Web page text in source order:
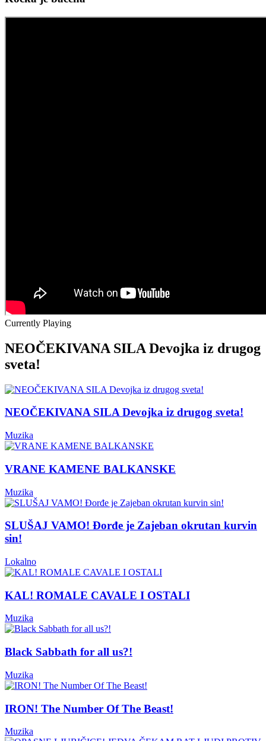
Currently Playing
NEOČEKIVANA SILA Devojka iz drugog
sveta!
NEOČEKIVANA SILA Devojka iz drugog sveta!
Muzika
VRANE KAMENE BALKANSKE
Muzika
SLUŠAJ VAMO! Đorđe je Zajeban okrutan kurvin
sin!
Lokalno
KAL! ROMALE CAVALE I OSTALI
Muzika
Black Sabbath for all us?!
Muzika
IRON! The Number Of The Beast!
Muzika